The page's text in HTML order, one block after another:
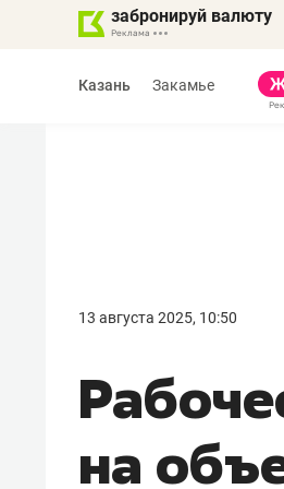
забронируй валюту
Казань Закамье
13 августа 2025, 10:50
на